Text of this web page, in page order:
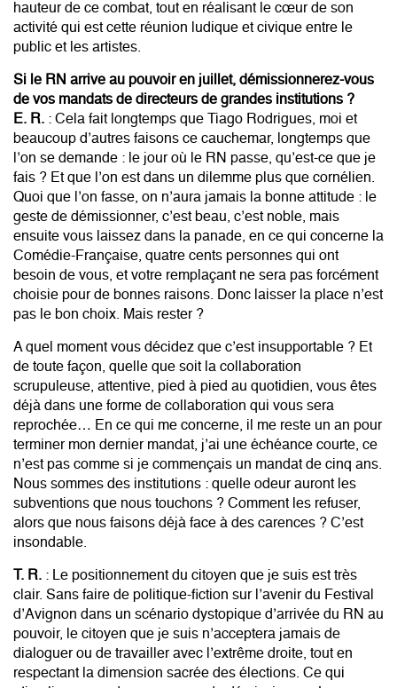
hauteur de ce combat, tout en réalisant le cœur de son
activité qui est cette réunion ludique et civique entre le
public et les artistes.
Si le RN arrive au pouvoir en juillet, démissionnerez-vous
de vos mandats de directeurs de grandes institutions ?
E. R. : Cela fait longtemps que Tiago Rodrigues, moi et
beaucoup d’autres faisons ce cauchemar, longtemps que
l’on se demande : le jour où le RN passe, qu’est-ce que je
fais ? Et que l’on est dans un dilemme plus que cornélien.
Quoi que l’on fasse, on n’aura jamais la bonne attitude : le
geste de démissionner, c’est beau, c’est noble, mais
ensuite vous laissez dans la panade, en ce qui concerne la
Comédie-Française, quatre cents personnes qui ont
besoin de vous, et votre remplaçant ne sera pas forcément
choisie pour de bonnes raisons. Donc laisser la place n’est
pas le bon choix. Mais rester ?
A quel moment vous décidez que c’est insupportable ? Et
de toute façon, quelle que soit la collaboration
scrupuleuse, attentive, pied à pied au quotidien, vous êtes
déjà dans une forme de collaboration qui vous sera
reprochée… En ce qui me concerne, il me reste un an pour
terminer mon dernier mandat, j’ai une échéance courte, ce
n’est pas comme si je commençais un mandat de cinq ans.
Nous sommes des institutions : quelle odeur auront les
subventions que nous touchons ? Comment les refuser,
alors que nous faisons déjà face à des carences ? C’est
insondable.
T. R. : Le positionnement du citoyen que je suis est très
clair. Sans faire de politique-fiction sur l’avenir du Festival
d’Avignon dans un scénario dystopique d’arrivée du RN au
pouvoir, le citoyen que je suis n’acceptera jamais de
dialoguer ou de travailler avec l’extrême droite, tout en
respectant la dimension sacrée des élections. Ce qui